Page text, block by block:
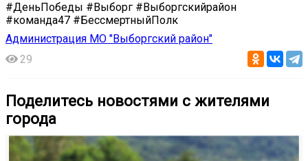
#ДеньПобеды #Выборг #Выборгскийрайон
#команда47 #БессмертныйПолк
Администрация МО "Выборгский район"
29
Поделитесь новостями с жителями
города